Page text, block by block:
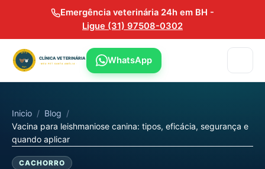
Emergência veterinária 24h em BH -
Ligue (31) 97508-0302
WhatsApp
Inicio / Blog /
Vacina para leishmaniose canina: tipos, eficácia, segurança e
quando aplicar
CACHORRO